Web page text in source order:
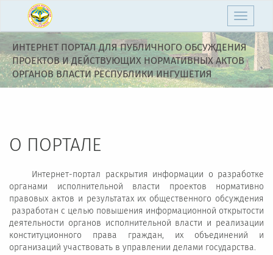
Toggle
ИНТЕРНЕТ ПОРТАЛ ДЛЯ ПУБЛИЧНОГО ОБСУЖДЕНИЯ
ПРОЕКТОВ И ДЕЙСТВУЮЩИХ НОРМАТИВНЫХ АКТОВ
ОРГАНОВ ВЛАСТИ РЕСПУБЛИКИ ИНГУШЕТИЯ
О ПОРТАЛЕ
Интернет-портал раскрытия информации о разработке
органами исполнительной власти проектов нормативно
правовых актов и результатах их общественного обсуждения
разработан с целью повышения информационной открытости
деятельности органов исполнительной власти и реализации
конституционного права граждан, их объединений и
организаций участвовать в управлении делами государства.